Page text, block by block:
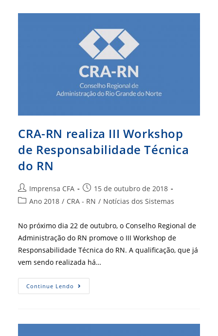
Em
CRA-RN realiza III Workshop
de Responsabilidade Técnica
do RN
Autor
do
Imprensa CFA
Post
publicado:
15 de outubro de 2018
Categoria
Ano 2018 / CRA - RN / Notícias dos Sistemas
No próximo dia 22 de outubro, o Conselho Regional de
Administração do RN promove o III Workshop de
Responsabilidade Técnica do RN. A qualificação, que já
vem sendo realizada há…
Continue Lendo CRA-
RN
Responsabilidade